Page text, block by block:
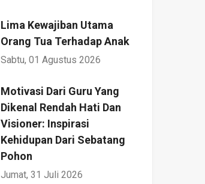
Lima Kewajiban Utama
Orang Tua Terhadap Anak
Sabtu, 01 Agustus 2026
Motivasi Dari Guru Yang
Dikenal Rendah Hati Dan
Visioner: Inspirasi
Kehidupan Dari Sebatang
Pohon
Jumat, 31 Juli 2026